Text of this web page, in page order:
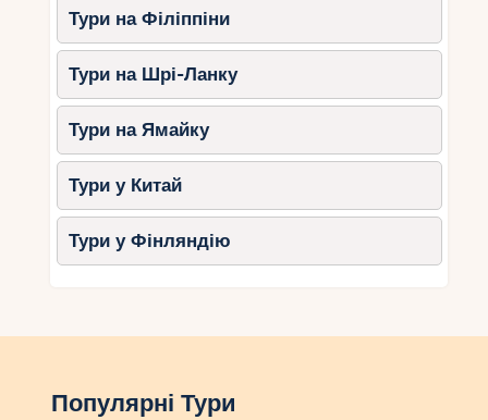
Тури на Філіппіни
Тури на Шрі-Ланку
Тури на Ямайку
Тури у Китай
Тури у Фінляндію
Популярні Тури